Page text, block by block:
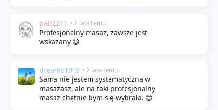
pati2211 • 2 lata temu
Profesjonalny masaż, zawsze jest
wskazany 😀
dreams1919 • 2 lata temu
Sama nie jestem systematyczna w
masażasz, ale na taki profesjonalny
masaż chętnie bym się wybrała. 😊